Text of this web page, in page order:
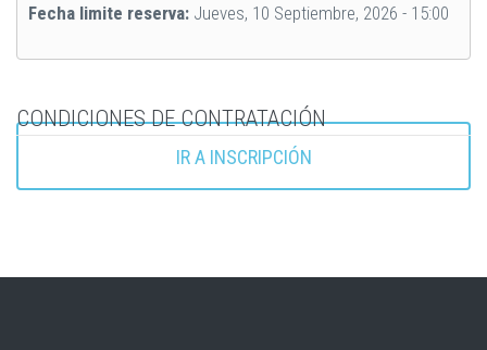
Fecha limite reserva: Jueves, 10 Septiembre, 2026 - 15:00
Mostrar
CONDICIONES DE CONTRATACIÓN
IR A INSCRIPCIÓN